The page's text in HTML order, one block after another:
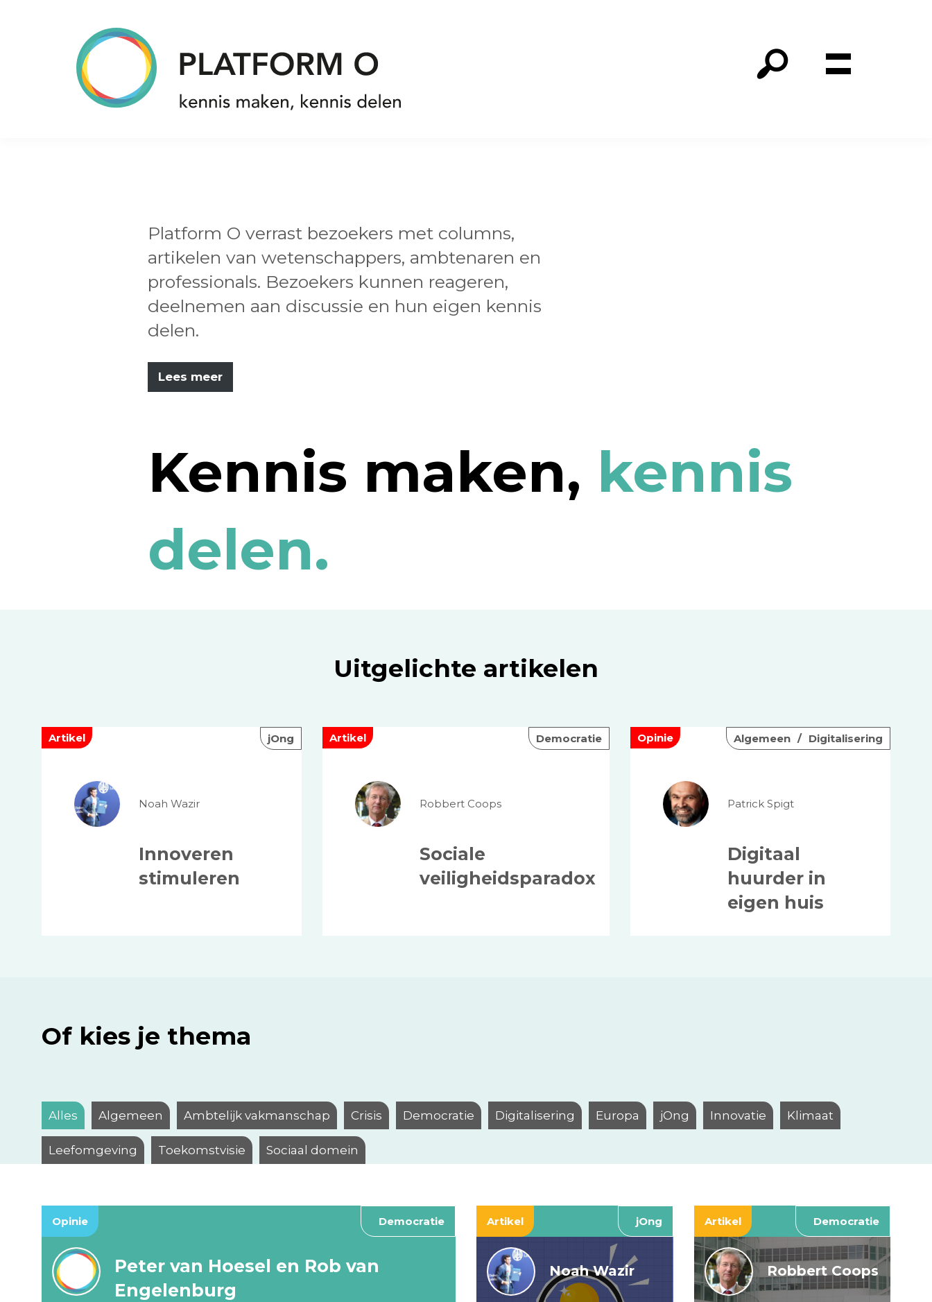
hoofdnavigatie
Platform O verrast bezoekers met columns,
artikelen van wetenschappers, ambtenaren en
professionals. Bezoekers kunnen reageren,
deelnemen aan discussie en hun eigen kennis
delen.
Lees meer
Kennis maken, kennis
delen.
Uitgelichte artikelen
Artikel jOng
Noah Wazir
Innoveren
stimuleren
Artikel Democratie
Robbert Coops
Sociale
veiligheidsparadox
Opinie Algemeen Digitalisering
Patrick Spigt
Digitaal
huurder in
eigen huis
Of kies je thema
Alles Algemeen Ambtelijk vakmanschap Crisis Democratie Digitalisering Europa jOng Innovatie Klimaat
Leefomgeving Toekomstvisie Sociaal domein
Opinie Democratie
Peter van Hoesel en Rob van
Engelenburg
Artikel jOng
Noah Wazir
Artikel Democratie
Robbert Coops